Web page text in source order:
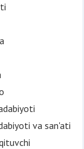
va san'ati